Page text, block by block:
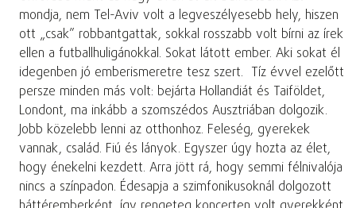
mondja, nem Tel-Aviv volt a legveszélyesebb hely, hiszen
ott „csak” robbantgattak, sokkal rosszabb volt bírni az írek
ellen a futballhuligánokkal. Sokat látott ember. Aki sokat él
idegenben jó emberismeretre tesz szert. Tíz évvel ezelőtt
persze minden más volt: bejárta Hollandiát és Taiföldet,
Londont, ma inkább a szomszédos Ausztriában dolgozik.
Jobb közelebb lenni az otthonhoz. Feleség, gyerekek
vannak, család. Fiú és lányok. Egyszer úgy hozta az élet,
hogy énekelni kezdett. Arra jött rá, hogy semmi félnivalója
nincs a színpadon. Édesapja a szimfonikusoknál dolgozott